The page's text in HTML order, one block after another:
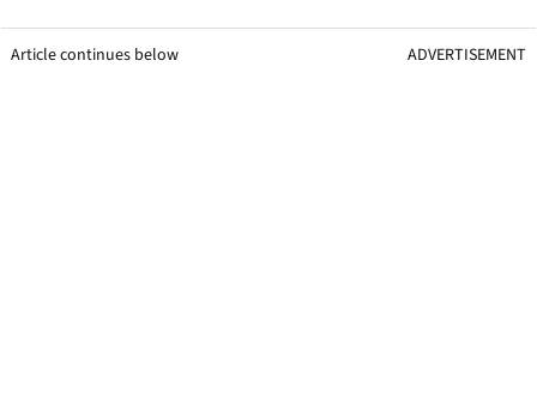
Article continues below ADVERTISEMENT